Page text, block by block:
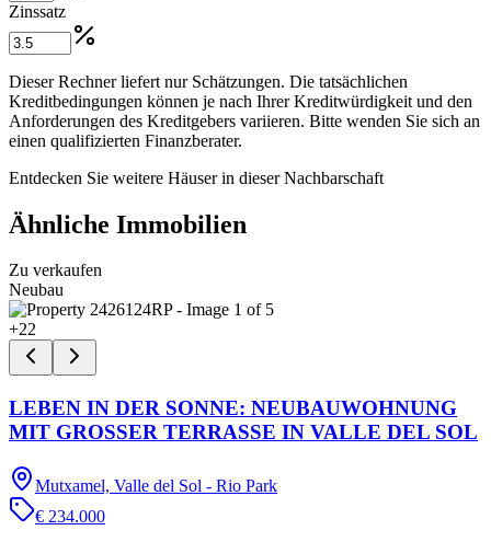
Zinssatz
Dieser Rechner liefert nur Schätzungen. Die tatsächlichen
Kreditbedingungen können je nach Ihrer Kreditwürdigkeit und den
Anforderungen des Kreditgebers variieren. Bitte wenden Sie sich an
einen qualifizierten Finanzberater.
Entdecken Sie weitere Häuser in dieser Nachbarschaft
Ähnliche Immobilien
Zu verkaufen
Neubau
+22
LEBEN IN DER SONNE: NEUBAUWOHNUNG
MIT GROSSER TERRASSE IN VALLE DEL SOL
Mutxamel, Valle del Sol - Rio Park
€ 234.000